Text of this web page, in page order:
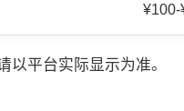
¥100-
平台实际显示为准。